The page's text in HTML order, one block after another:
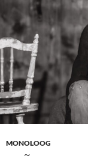
MONOLOOG